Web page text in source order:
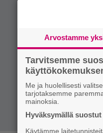
Arvostamme
Tarvitsemme
Me ja huolellisesti
tarjotaksemme
mainoksia.
Hyväksymällä
Käytämme